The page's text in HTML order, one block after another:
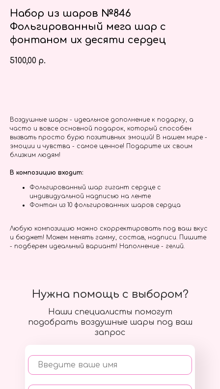
Набор из шаров №846
Фольгированный мега шар с
фонтаном их десяти сердец
5100,00 р.
Воздушные шары - идеальное дополнение к подарку, а
часто и вовсе основной подарок, который способен
вызвать просто бурю позитивных эмоций! В нашем мире -
эмоции и чувства - самое ценное! Подарите их своим
близким людям!
В композицию входит:
Фольгированный шар гигант сердце с
индивидуальной надписью на ленте
Фонтан из 10 фольгированных шаров сердца
Любую композицию можно скорректировать под ваш вкус
и бюджет! Можем менять гамму, состав, надписи. Пишите
- подберем идеальный вариант! Наполнение - гелий.
Наши специалисты помогут
подобрать воздушные шары под ваш
запрос
Введите ваше имя
Нужна помощь с выбором?